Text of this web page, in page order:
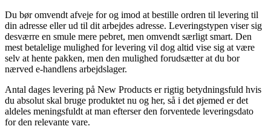
Du bør omvendt afveje for og imod at bestille ordren til levering til
din adresse eller ud til dit arbejdes adresse. Leveringstypen viser sig
desværre en smule mere pebret, men omvendt særligt smart. Den
mest betalelige mulighed for levering vil dog altid vise sig at være
selv at hente pakken, men den mulighed forudsætter at du bor
nærved e-handlens arbejdslager.
Antal dages levering på New Products er rigtig betydningsfuld hvis
du absolut skal bruge produktet nu og her, så i det øjemed er det
aldeles meningsfuldt at man efterser den forventede leveringsdato
for den relevante vare.